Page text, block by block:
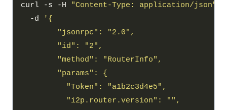
curl -s -H "Content-Type: application/json"
  -d